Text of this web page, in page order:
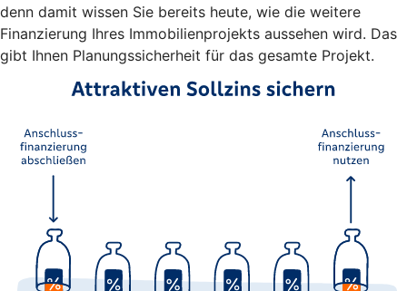
denn damit wissen Sie bereits heute, wie die weitere
Finanzierung Ihres Immobilienprojekts aussehen wird. Das
gibt Ihnen Planungssicherheit für das gesamte Projekt.